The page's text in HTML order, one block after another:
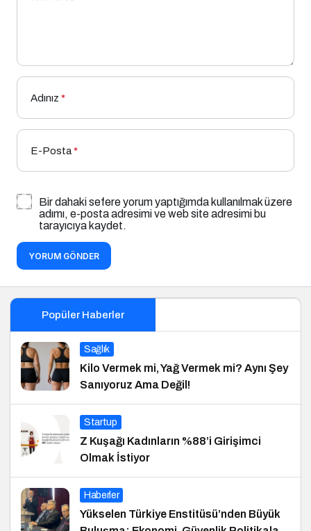
Adınız *
E-Posta*
Bir dahaki sefere yorum yaptığımda kullanılmak üzere
adımı, e-posta adresimi ve web site adresimi bu
tarayıcıya kaydet.
YORUM GÖNDER
Popüler Haberler
Sağlık
Kilo Vermek mi, Yağ Vermek mi? Aynı Şey
Sanıyoruz Ama Değil!
Startup
Z Kuşağı Kadınların %88’i Girişimci
Olmak İstiyor
Haberler
Yükselen Türkiye Enstitüsü’nden Büyük